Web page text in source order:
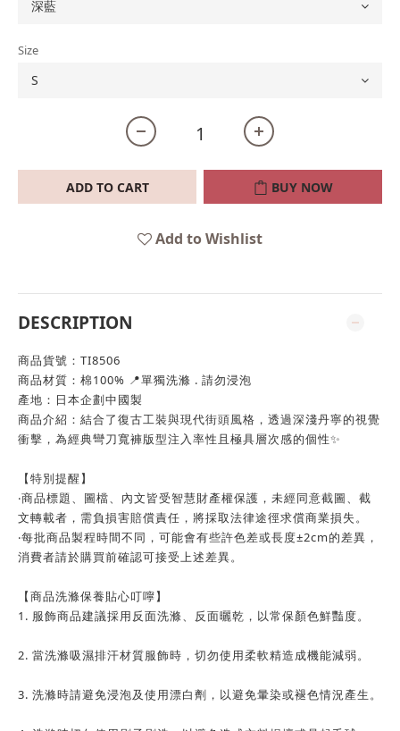
Size
ADD TO CART BUY NOW
Add to Wishlist
DESCRIPTION
商品貨號：TI8506
商品材質：棉100% 📍單獨洗滌 . 請勿浸泡
產地：日本企劃中國製
商品介紹：結合了復古工裝與現代街頭風格，透過深淺丹寧的視覺
衝擊，為經典彎刀寬褲版型注入率性且極具層次感的個性✨
【特別提醒】
‧商品標題、圖檔、內文皆受智慧財產權保護，未經同意截圖、截
文轉載者，需負損害賠償責任，將採取法律途徑求償商業損失。
‧每批商品製程時間不同，可能會有些許色差或長度±2cm的差異，
消費者請於購買前確認可接受上述差異。
【商品洗滌保養貼心叮嚀】
1. 服飾商品建議採用反面洗滌、反面曬乾，以常保顏色鮮豔度。
2. 當洗滌吸濕排汗材質服飾時，切勿使用柔軟精造成機能減弱。
3. 洗滌時請避免浸泡及使用漂白劑，以避免暈染或褪色情況產生。